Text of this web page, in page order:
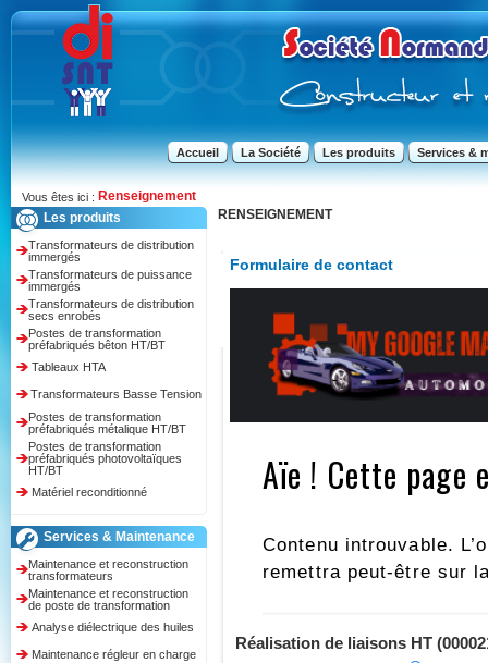
Accueil La Société Les produits Services &
Vous êtes ici : Renseignement
Les produits
Transformateurs de distribution
immergés
Transformateurs de puissance
immergés
Transformateurs de distribution
secs enrobés
Postes de transformation
préfabriqués bêton HT/BT
Tableaux HTA
Transformateurs Basse Tension
Postes de transformation
préfabriqués métalique HT/BT
Postes de transformation
préfabriqués photovoltaïques
HT/BT
Matériel reconditionné
Services & Maintenance
Maintenance et reconstruction
transformateurs
Maintenance et reconstruction
de poste de transformation
Analyse diélectrique des huiles
Maintenance régleur en charge
RENSEIGNEMENT
Formulaire de contact
Réalisation de liaisons HT